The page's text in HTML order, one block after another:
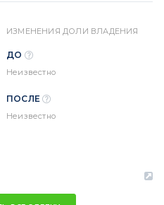
ИЗМЕНЕНИЯ ДОЛИ ВЛАДЕНИЯ
ДО
Неизвестно
ПОСЛЕ
Неизвестно